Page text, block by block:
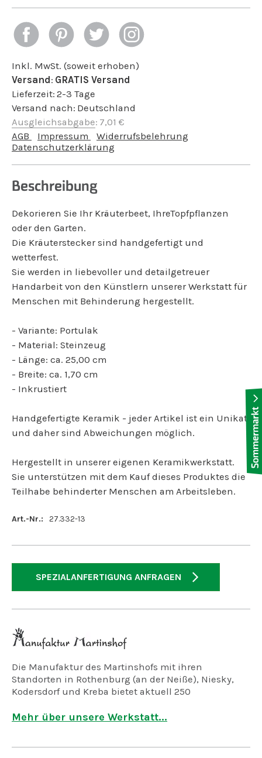
Inkl. MwSt. (soweit erhoben)
Versand: GRATIS Versand
Lieferzeit: 2-3 Tage
Versand nach: Deutschland
Ausgleichsabgabe: 7,01 €
AGB
Impressum
Widerrufsbelehrung
Datenschutzerklärung
Beschreibung
Dekorieren Sie Ihr Kräuterbeet, IhreTopfpflanzen
oder den Garten.
Die Kräuterstecker sind handgefertigt und
wetterfest.
Sie werden in liebevoller und detailgetreuer
Handarbeit von den Künstlern unserer Werkstatt für
Menschen mit Behinderung hergestellt.
- Variante: Portulak
- Material: Steinzeug
- Länge: ca. 25,00 cm
- Breite: ca. 1,70 cm
- Inkrustiert
Handgefertigte Keramik - jeder Artikel ist ein Unikat
und daher sind Abweichungen möglich.
Hergestellt in unserer eigenen Keramikwerkstatt.
Sie unterstützen mit dem Kauf dieses Produktes die
Teilhabe behinderter Menschen am Arbeitsleben.
Art.-Nr.: 27.332-13
SPEZIALANFERTIGUNG ANFRAGEN
Die Manufaktur des Martinshofs mit ihren
Standorten in Rothenburg (an der Neiße), Niesky,
Kodersdorf und Kreba bietet aktuell 250
behinderte Menschen.
Mehr über unsere Werkstatt...